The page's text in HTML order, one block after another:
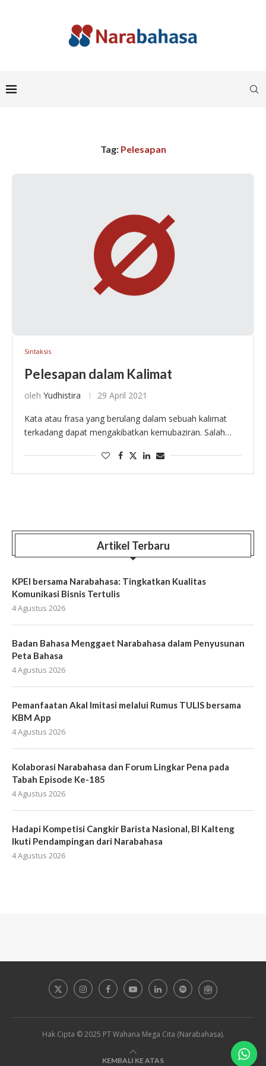
Tag: Pelesapan
Sintaksis
Pelesapan dalam Kalimat
oleh Yudhistira 29 April 2021
Kata atau frasa yang berulang dalam sebuah kalimat
terkadang dapat mengakibatkan kemubaziran. Salah
repetisi satuan lingual dalam kalimat adalah dengan
memanfaatkan pelesapan. Pelesapan …
Artikel Terbaru
KPEI bersama Narabahasa: Tingkatkan Kualitas
Komunikasi Bisnis Tertulis
4 Agustus 2026
Badan Bahasa Menggaet Narabahasa dalam Penyusunan
Peta Bahasa
4 Agustus 2026
Pemanfaatan Akal Imitasi melalui Rumus TULIS bersama
KBM App
4 Agustus 2026
Kolaborasi Narabahasa dan Forum Lingkar Pena pada
Tabah Episode Ke-185
4 Agustus 2026
Hadapi Kompetisi Cangkir Barista Nasional, BI Kalteng
Ikuti Pendampingan dari Narabahasa
4 Agustus 2026
Hak Cipta © 2025 PT Wahana Mega Cita (Narabahasa).
KEMBALI KE ATAS